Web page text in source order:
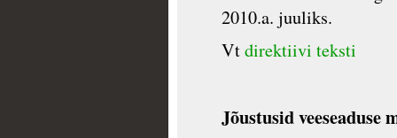
2010.a. juuliks.
Vtdirektiivi teksti
Jõustusid veeseaduse